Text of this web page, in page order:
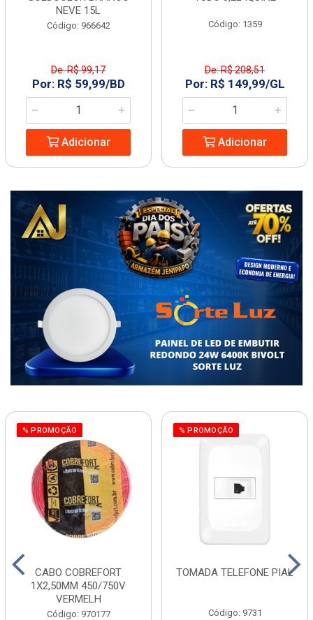
NEVE 15L
Código: 966642
De: R$ 99,17
Por: R$ 59,99/BD
Adicionar
Código: 1359
De: R$ 208,51
Por: R$ 149,99/GL
Adicionar
% PROMOÇÃO
CABO COBREFORT
1X2,50MM 450/750V
VERMELH
Código: 970177
% PROMOÇÃO
TOMADA TELEFONE PIAL
Código: 9731